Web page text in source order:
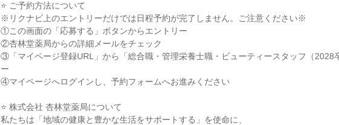
⭐ ご予約方法について
※リクナビ上のエントリーだけでは日程予約が完了しません。ご注意ください※
①この画面の「応募する」ボタンからエントリー
②杏林堂薬局からの詳細メールをチェック
③「マイページ登録URL」から「総合職・管理栄養士職・ビューティースタッフ（2028
ー
④マイページへログインし、予約フォームへお進みください
⭐ 株式会社 杏林堂薬局について
私たちは「地域の健康と豊かな生活をサポートする」を使命に、